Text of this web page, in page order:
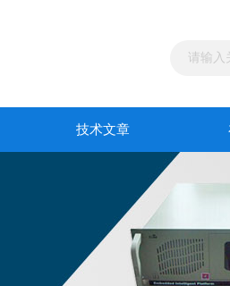
技术文章